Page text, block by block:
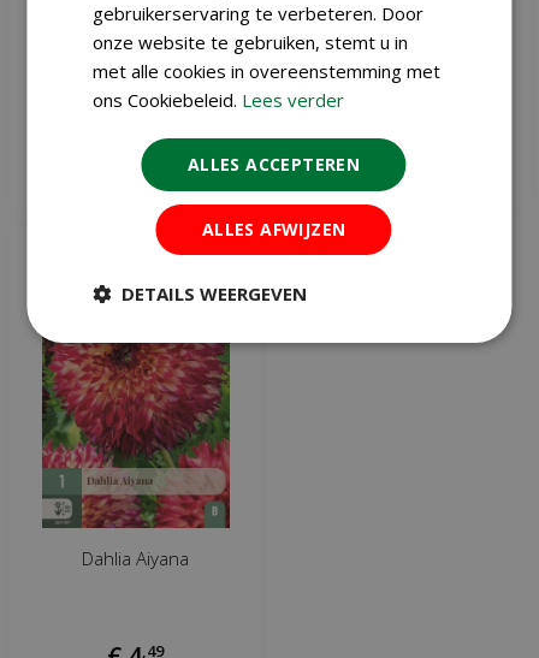
€ 4,49
Meer informatie
€4,49
Meer informatie
Dahlia Aiyana
49
gebruikerservaring te verbeteren. Door
onze website te gebruiken, stemt u in
met alle cookies in overeenstemming met
ons Cookiebeleid. Lees verder
ALLES ACCEPTEREN
ALLES AFWIJZEN
DETAILS WEERGEVEN